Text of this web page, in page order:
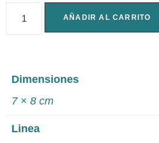
AÑADIR AL CARRITO
Dimensiones
7 × 8 cm
Linea